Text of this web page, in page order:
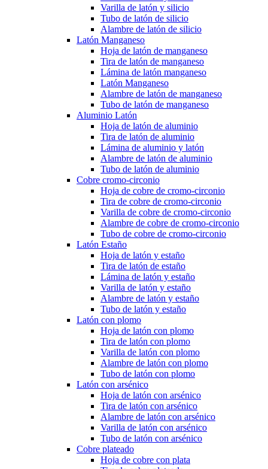
Varilla de latón y silicio
Tubo de latón de silicio
Alambre de latón de silicio
Latón Manganeso
Hoja de latón de manganeso
Tira de latón de manganeso
Lámina de latón manganeso
Latón Manganeso
Alambre de latón de manganeso
Tubo de latón de manganeso
Aluminio Latón
Hoja de latón de aluminio
Tira de latón de aluminio
Lámina de aluminio y latón
Alambre de latón de aluminio
Tubo de latón de aluminio
Cobre cromo-circonio
Hoja de cobre de cromo-circonio
Tira de cobre de cromo-circonio
Varilla de cobre de cromo-circonio
Alambre de cobre de cromo-circonio
Tubo de cobre de cromo-circonio
Latón Estaño
Hoja de latón y estaño
Tira de latón de estaño
Lámina de latón y estaño
Varilla de latón y estaño
Alambre de latón y estaño
Tubo de latón y estaño
Latón con plomo
Hoja de latón con plomo
Tira de latón con plomo
Varilla de latón con plomo
Alambre de latón con plomo
Tubo de latón con plomo
Latón con arsénico
Hoja de latón con arsénico
Tira de latón con arsénico
Alambre de latón con arsénico
Varilla de latón con arsénico
Tubo de latón con arsénico
Cobre plateado
Hoja de cobre con plata